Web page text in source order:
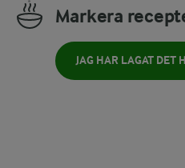
Markera
JAG HAR LAGAT DET